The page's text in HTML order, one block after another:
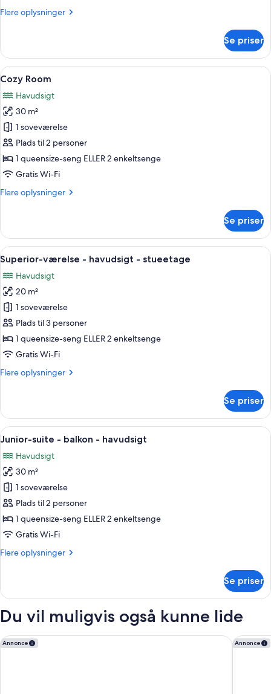
Flere oplysninger
Flere
til
brudepar
-
havudsigt
Se priser
Indlæs
alle
billeder
af
Cozy
Room
En kystby med bygninger bygget
7
Cozy Room
Havudsigt
30 m²
1 soveværelse
Plads til 2 personer
1 queensize-seng ELLER 2 enkeltsenge
Gratis Wi-Fi
Flere oplysninger
Flere
Room
Se priser
Indlæs
alle
billeder
af
Superior-
værelse
-
havudsigt
stueetage
Superior-værelse - havudsigt -
14
Superior-værelse - havudsigt - stueetage
Havudsigt
20 m²
1 soveværelse
Plads til 3 personer
1 queensize-seng ELLER 2 enkeltsenge
Gratis Wi-Fi
Flere oplysninger
Flere
værelse
havudsigt
stueetage
Se priser
Indlæs
alle
billeder
af
Junior-
suite
-
balkon
havudsigt
Junior-suite - balkon - havudsigt |
15
Junior-suite - balkon - havudsigt
Havudsigt
30 m²
1 soveværelse
Plads til 2 personer
1 queensize-seng ELLER 2 enkeltsenge
Gratis Wi-Fi
Flere oplysninger
Flere
suite
balkon
havudsigt
Se priser
Du vil muligvis også kunne lide
Annonce
Hotel La Bougainville Annonce
Hotel